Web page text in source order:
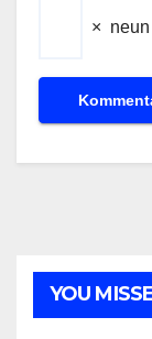
× neun
YOU